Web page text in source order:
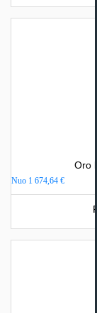
Oro
Nuo 1 674,64 €